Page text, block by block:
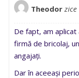
Theodor zice
De fapt, am aplicat
firmă de bricolaj,
angajați.
Dar în aceeași